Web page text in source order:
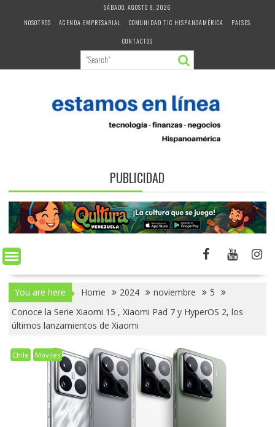
SÁBADO, AGOSTO 8, 2026
NOSOTROS
AGENDA EMPRESARIAL COMUNIDAD TIC HISPANOAMÉRICA
PAISES
CONTACTOS
PUBLICIDAD
You are here Home 2024 noviembre
5
Conoce la Serie Xiaomi 15 , Xiaomi Pad 7 y HyperOS 2, los
últimos lanzamientos de Xiaomi
Chile Móviles